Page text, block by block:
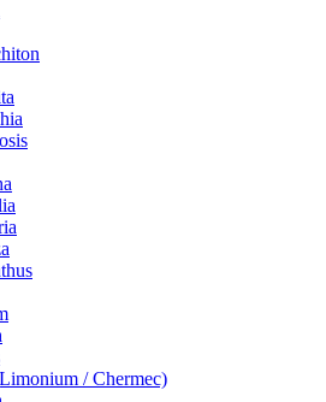
/ Chermec)